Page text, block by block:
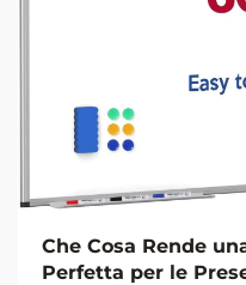
Che Cosa Rende
Perfetta per le